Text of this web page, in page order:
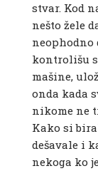
stvar. Kod
nešto žele
kontrolišu
mašine,
onda kada
nikome ne
Kako si
dešavale i
nekoga ko